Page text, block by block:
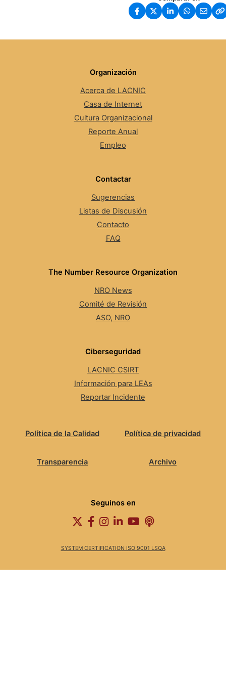
Organización
Acerca de LACNIC
Casa de Internet
Cultura Organizacional
Reporte Anual
Empleo
Contactar
Sugerencias
Listas de Discusión
Contacto
FAQ
The Number Resource Organization
NRO News
Comité de Revisión
ASO, NRO
Ciberseguridad
LACNIC CSIRT
Información para LEAs
Reportar Incidente
Seguinos en
Política de la Calidad Política de privacidad
Transparencia Archivo
SYSTEM CERTIFICATION ISO 9001 LSQA